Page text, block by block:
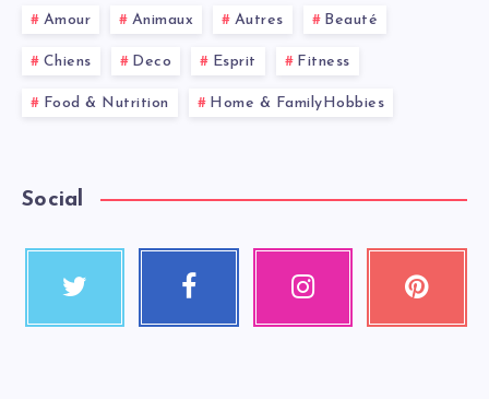
Amour Animaux Autres Beauté
Chiens Deco Esprit Fitness
Food & Nutrition Home & FamilyHobbies
Social